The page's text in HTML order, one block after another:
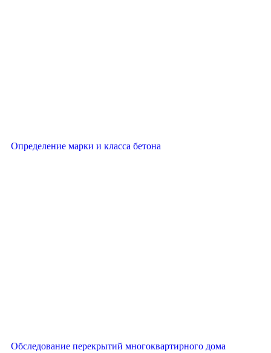
Определение марки и класса бетона
Обследование перекрытий многоквартирного дома